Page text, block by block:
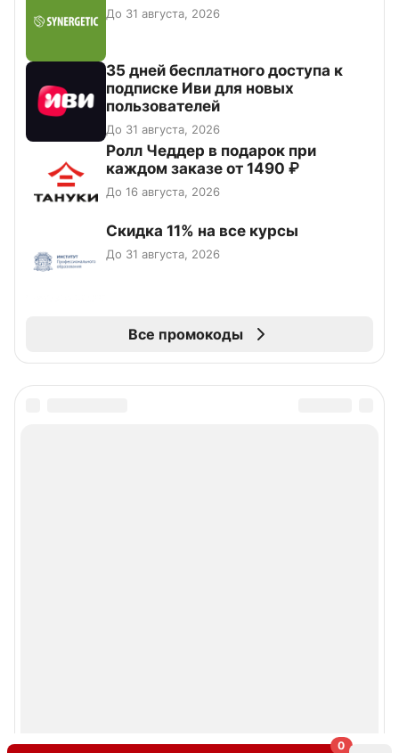
0
До 31 августа, 2026
35 дней бесплатного доступа к
подписке Иви для новых
пользователей
До 31 августа, 2026
Ролл Чеддер в подарок при
каждом заказе от 1490 ₽
До 16 августа, 2026
Скидка 11% на все курсы
До 31 августа, 2026
Все промокоды